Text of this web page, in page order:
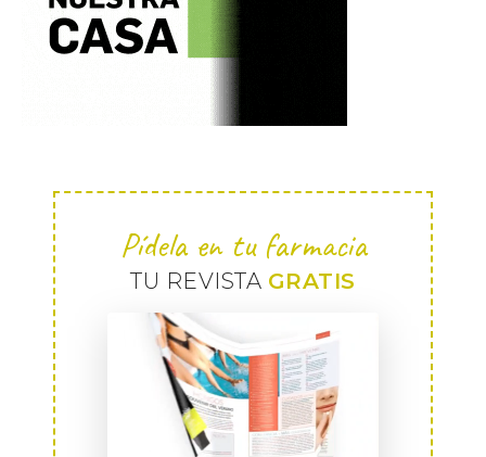
Pídela en tu farmacia
TU REVISTA GRATIS